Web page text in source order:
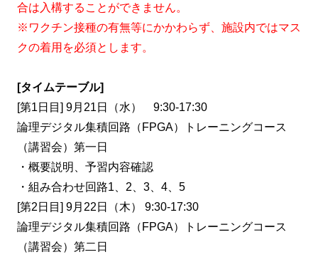
合は入構することができません。
※ワクチン接種の有無等にかかわらず、施設内ではマス
クの着用を必須とします。
[タイムテーブル]
[第1日目] 9月21日（水） 9:30-17:30
論理デジタル集積回路（FPGA）トレーニングコース
（講習会）第一日
・概要説明、予習内容確認
・組み合わせ回路1、2、3、4、5
[第2日目] 9月22日（木） 9:30-17:30
論理デジタル集積回路（FPGA）トレーニングコース
（講習会）第二日